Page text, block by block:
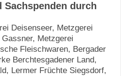
Sachspenden durch
Deisenseer, Metzgerei
Metzgerei
Fleischwaren, Bergader
Berchtesgadener Land,
Lermer Früchte Siegsdorf,